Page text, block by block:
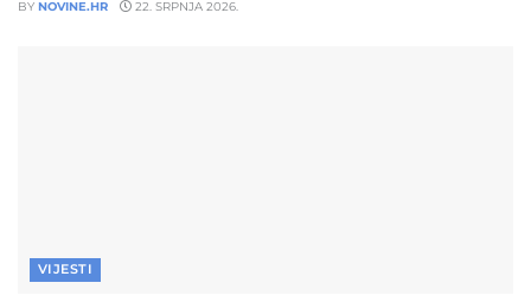
BY NOVINE.HR 22. SRPNJA 2026.
VIJESTI